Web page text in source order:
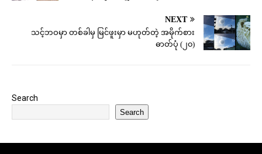
NEXT
သင့်ဘဝမှာ တစ်ခါမှ မြင်ဖူးမှာ မဟုတ်တဲ့ အမိုက်စား
ဓာတ်ပုံ (၂၀)
Search
Search